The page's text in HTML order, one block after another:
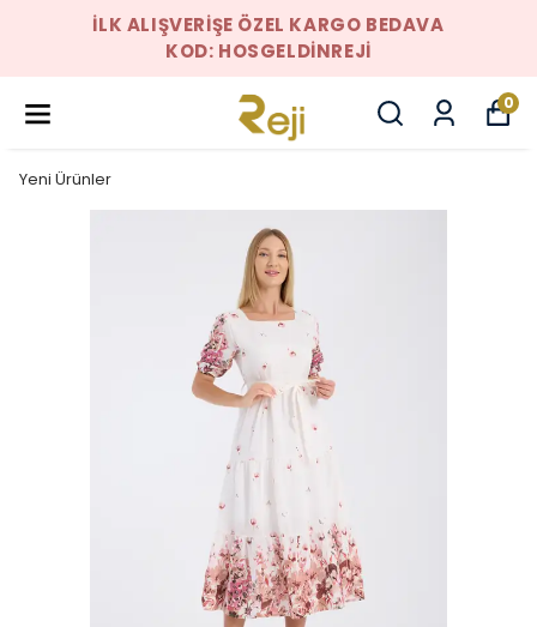
İLK ALIŞVERIŞE ÖZEL KARGO BEDAVA
KOD: HOSGELDINREJI
0
Yeni Ürünler